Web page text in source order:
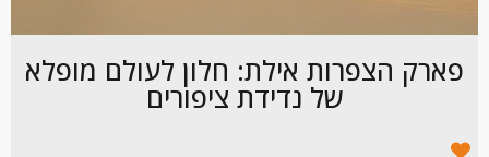
פארק הצפרות אילת: חלון לעולם מופלא
של נדידת ציפורים